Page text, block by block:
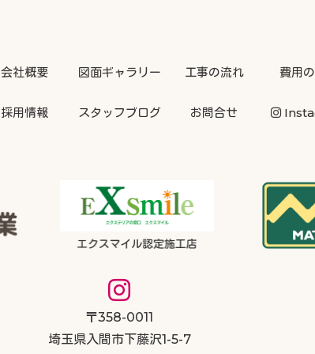
会社概要 図面ギャラリー 工事の流れ 費用
採用情報 スタッフブログ お問合せ
〒358-0011
埼玉県入間市下藤沢1-5-7